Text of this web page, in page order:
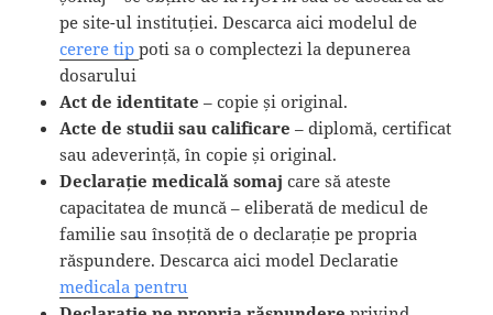
pe site-ul instituției. Descarca aici modelul de
cerere tippoti sa o complectezi la depunerea
dosarului
Act de identitate – copie și original.
Acte de studii sau calificare – diplomă, certificat
sau adeverință, în copie și original.
Declarație medicală somaj care să ateste
capacitatea de muncă – eliberată de medicul de
familie sau însoțită de o declarație pe propria
răspundere. Descarca aici model Declaratie
medicala pentru